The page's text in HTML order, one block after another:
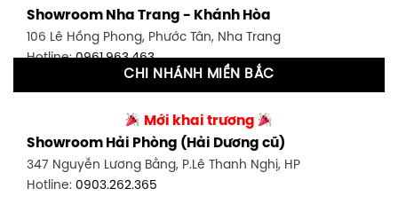
591 Hoàng Văn Thụ, P. 4, Tân Bình, TP HCM
Hotline:0906.256.759
Showroom Tân Bình 2 - TP. HCM
0986.71.8448
Showroom Thuận An - Bình Dương
66 đường DT743, An Phú, Thuận An, Bình Dương
Showroom Nha Trang - Khánh Hòa
106 Lê Hồng Phong, Phước Tân, Nha Trang
Hotline:0961.963.463
27-29 Nguyễn Sỹ Sách, Hưng Bình, TP Vinh, Nghệ An
Hotline:0943.960.966
Showroom Buôn Ma Thuột
CHI NHÁNH MIỀN BẮC
Mới khai trương
Showroom Hải Phòng (Hải Dương cũ)
347 Nguyễn Lương Bằng, P.Lê Thanh Nghị, HP
Hotline: 0903.262.365